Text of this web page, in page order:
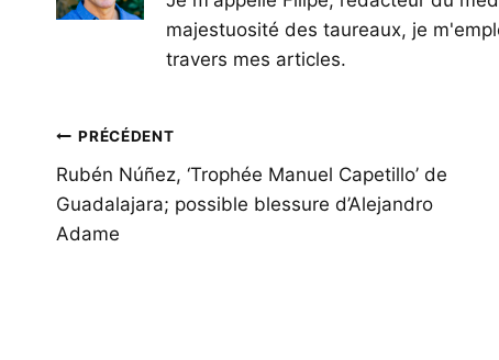
majestuosité des taureaux, je
travers mes articles.
Navigation
de
l’article
PRÉCÉDENT
Rubén Núñez, ‘Trophée Manuel Capetillo’ de
Guadalajara; possible blessure d’Alejandro
Adame